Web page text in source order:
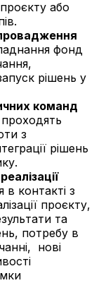
або
фонд
рішень у
команд
з
рішень
контакті з
проєкту,
та
потребу в
нові